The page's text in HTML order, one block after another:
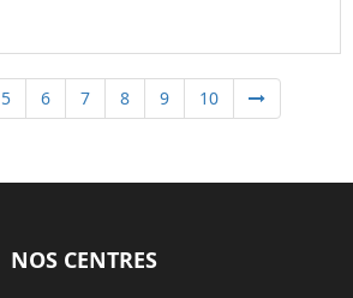
5 6 7 8 9 10
NOS CENTRES